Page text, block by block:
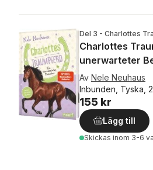
Del 3 - Charlottes
Charlottes
unerwarteter
Av Nele Neuhaus
Inbunden, Tyska,
155 kr
Lägg till
Skickas inom 3-6